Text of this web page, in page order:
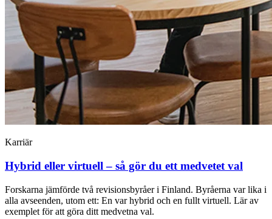
Karriär
Hybrid eller virtuell – så gör du ett medvetet val
Forskarna jämförde två revisionsbyråer i Finland. Byråerna var lika i
alla avseenden, utom ett: En var hybrid och en fullt virtuell. Lär av
exemplet för att göra ditt medvetna val.